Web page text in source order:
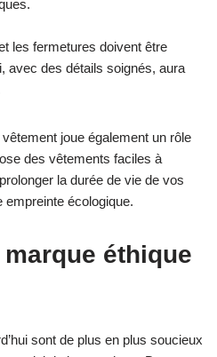
les fermetures doivent être
avec des détails soignés, aura
joue également un rôle
des vêtements faciles à
la durée de vie de vos
empreinte écologique.
éthique
sont de plus en plus soucieux